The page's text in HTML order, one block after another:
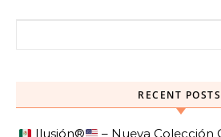
RECENT POSTS
Ilusión®️
– Nueva Colección